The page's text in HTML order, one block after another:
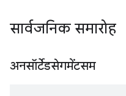
सार्वजनिक समारोह
अनसॉर्टेडसेगमेंटसम